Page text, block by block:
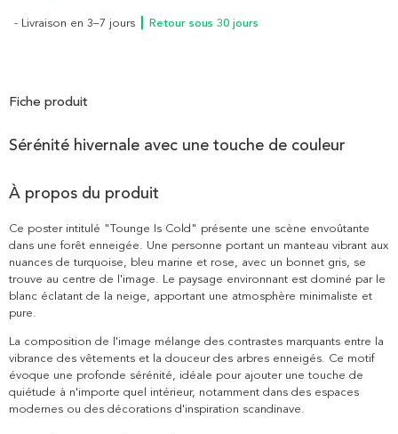
- Livraison en 3–7 jours ┃ Retour sous 30 jours
Fiche produit
Sérénité hivernale avec une touche de couleur
À propos du produit
Ce poster intitulé "Tounge Is Cold" présente une scène envoûtante
dans une forêt enneigée. Une personne portant un manteau vibrant aux
nuances de turquoise, bleu marine et rose, avec un bonnet gris, se
trouve au centre de l'image. Le paysage environnant est dominé par le
blanc éclatant de la neige, apportant une atmosphère minimaliste et
pure.
La composition de l'image mélange des contrastes marquants entre la
vibrance des vêtements et la douceur des arbres enneigés. Ce motif
évoque une profonde sérénité, idéale pour ajouter une touche de
quiétude à n'importe quel intérieur, notamment dans des espaces
modernes ou des décorations d'inspiration scandinave.